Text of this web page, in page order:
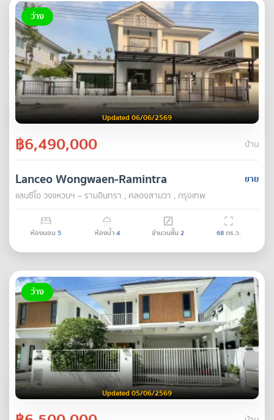
ว่าง
Updated 06/06/2569
฿6,490,000 บ้าน
ขาย
Lanceo Wongwaen-Ramintra
แลนซีโอ วงแหวนฯ – รามอินทรา , คลองสามวา , กรุงเทพ
ห้องนอน 5 ห้องน้ำ4 จำนวนชั้น 2 68ตร.ว.
ว่าง
Updated 05/06/2569